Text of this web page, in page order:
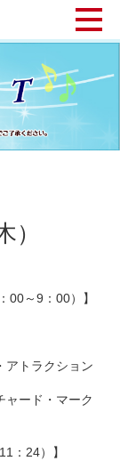
）
00～9：00）】
トラクション
ード・マーク
：24）】